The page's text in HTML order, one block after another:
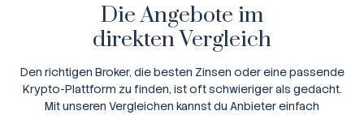
Die Angebote im
direkten Vergleich
Den richtigen Broker, die besten Zinsen oder eine passende
Krypto-Plattform zu finden, ist oft schwieriger als gedacht.
Mit unseren Vergleichen kannst du Anbieter einfach